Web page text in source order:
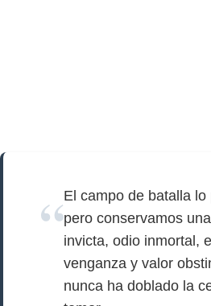
El campo de batalla lo
pero conservamos
invicta, odio inmortal,
venganza y valor
nunca ha doblado la